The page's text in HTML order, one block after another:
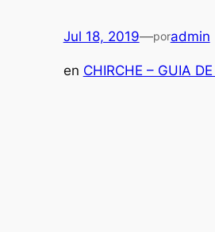
Jul 18, 2019—poradmin
en CHIRCHE – GUIA